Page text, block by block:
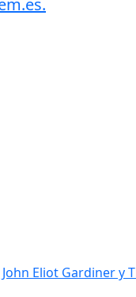
Eliot Gardiner y